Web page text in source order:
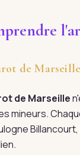
de
de Marseille
mineurs.